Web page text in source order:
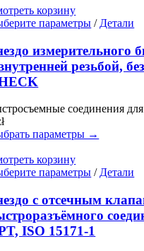
странице
товара.
корзину
параметры Этот
имеет
несколько
вариаций.
выбрать
странице
/ Детали
измерительного
резьбой,
соединения
параметры →
корзину
параметры Этот
имеет
несколько
вариаций.
Опции
/ Детали
с отсечным
ISO 15171-1